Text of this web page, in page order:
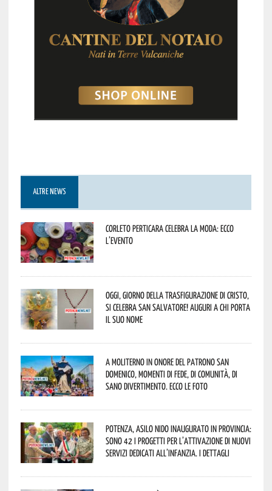
ALTRE NEWS
Corleto Perticara celebra la moda: ecco
l’evento
Oggi, giorno della Trasfigurazione di Cristo,
si celebra San Salvatore! Auguri a chi porta
il suo nome
A Moliterno in onore del Patrono San
Domenico, momenti di fede, di comunità, di
sano divertimento. Ecco le foto
Potenza, asilo nido inaugurato in provincia:
sono 42 i progetti per l’attivazione di nuovi
servizi dedicati all’infanzia. I dettagli